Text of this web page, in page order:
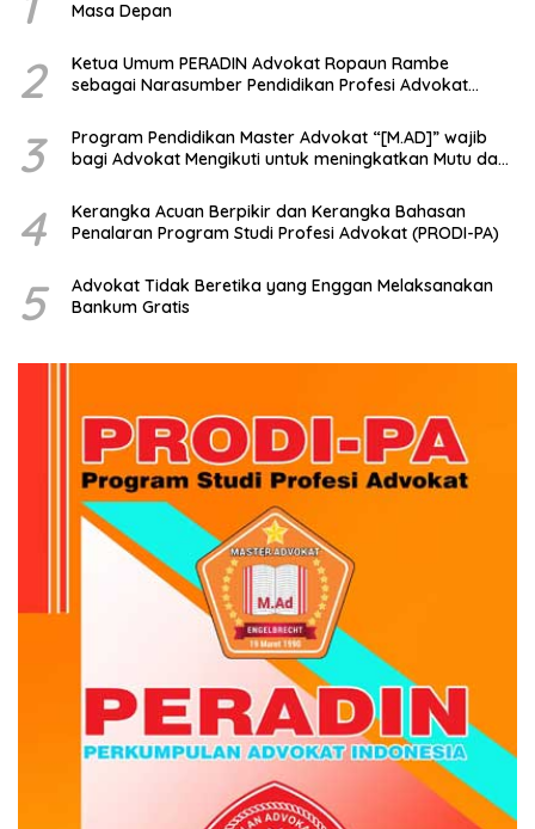
Masa Depan
2
Ketua Umum PERADIN Advokat Ropaun Rambe
sebagai Narasumber Pendidikan Profesi Advokat
dengan Universitas
3
Program Pendidikan Master Advokat “[M.AD]” wajib
bagi Advokat Mengikuti untuk meningkatkan Mutu dan
4
Kerangka Acuan Berpikir dan Kerangka Bahasan
Penalaran Program Studi Profesi Advokat (PRODI-PA)
5
Advokat Tidak Beretika yang Enggan Melaksanakan
Bankum Gratis